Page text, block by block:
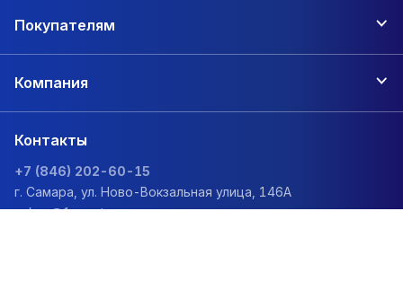
Покупателям
Компания
Контакты
+7 (846) 202-60-15
г. Самара, ул. Ново-Вокзальная улица, 146А
zakaz@1sc.saturn-r.ru